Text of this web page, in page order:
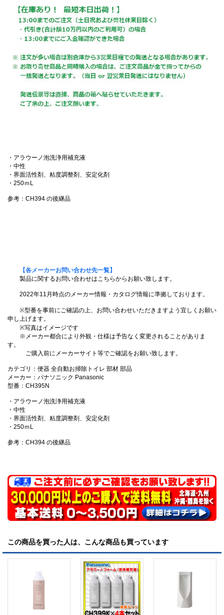
・アラウーノ泡洗浄用補充液
・中性
・界面活性剤、粘度調整剤、安定化剤
・250ｍL
参考：CH394 の後継品
【各メーカーお問い合わせ先一覧】
製品に関するお問い合わせはこちらからお願い致します。
2022年11月時点のメーカー情報・カタログ情報に準拠しております。
※型番を事前にご確認の上、お問い合わせいただきますよう宜しくお願い
申し上げます。
※写真はイメージです
※メーカー都合により外観・仕様は予告なく変更されることがありま
す。
ご購入前にメーカーサイト等でご確認をお願い致します。
カテゴリ：便器 全自動お掃除トイレ 部材 部品
メーカー：パナソニック Panasonic
型番：CH395N
・アラウーノ泡洗浄用補充液
・中性
・界面活性剤、粘度調整剤、安定化剤
・250ｍL
参考：CH394 の後継品
この商品を買った人は、こんな商品も買っています